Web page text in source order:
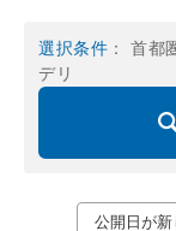
選択条件 ： 首都
デリ